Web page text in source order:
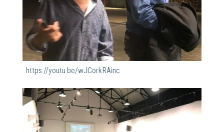
: https://youtu.be/wJCorkRAinc